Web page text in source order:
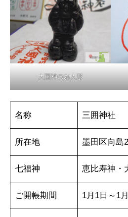
大国神のお人形
名称 三囲神社
所在地 墨田区向島
七福神 恵比寿神・
ご開帳期間 1月1日～1